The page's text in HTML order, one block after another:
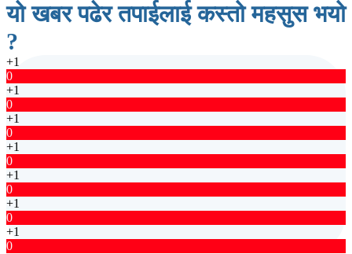
यो खबर पढेर तपाईलाई कस्तो महसुस भयो
?
+1
0
+1
0
+1
0
+1
0
+1
0
+1
0
+1
0